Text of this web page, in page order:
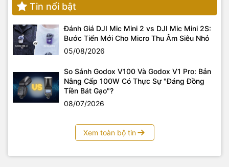
Tin nổi bật
Đánh Giá DJI Mic Mini 2 vs DJI Mic Mini 2S:
Bước Tiến Mới Cho Micro Thu Âm Siêu Nhỏ
05/08/2026
So Sánh Godox V100 Và Godox V1 Pro: Bản
Nâng Cấp 100W Có Thực Sự "Đáng Đồng
Tiền Bát Gạo"?
08/07/2026
Xem toàn bộ tin